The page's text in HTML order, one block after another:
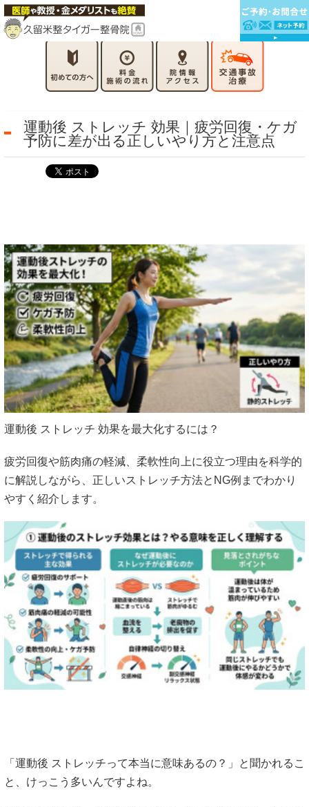
運動後 ストレッチ 効果｜疲労回復・ケガ
予防に差が出る正しいやり方と注意点
運動後 ストレッチ 効果を最大化するには？
疲労回復や筋肉痛の軽減、柔軟性向上に役立つ理由を科学的
に解説しながら、正しいストレッチ方法とNG例までわかり
やすく紹介します。
「運動後 ストレッチって本当に意味あるの？」と聞かれるこ
と、けっこう多いんですよね。